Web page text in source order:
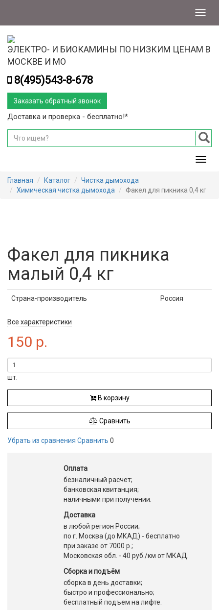
Меню
ЭЛЕКТРО- И БИОКАМИНЫ ПО НИЗКИМ ЦЕНАМ В
МОСКВЕ И МО
8(495)543-8-678
Заказать обратный звонок
Доставка и проверка - бесплатно!*
Меню
Главная Каталог
Чистка дымохода
Химическая чистка дымохода
Факел для пикника 0,4 кг
Факел для пикника
малый 0,4 кг
Страна-производитель Россия
Все характеристики
150 р.
шт.
В корзину
Сравнить
Убрать из сравнения Сравнить 0
Оплата
безналичный расчет;
банковская квитанция;
наличными при получении.
Доставка
в любой регион России;
по г. Москва (до МКАД) - бесплатно
при заказе от 7000 р.;
Московская обл. - 40 руб./км от МКАД.
Сборка и подъём
сборка в день доставки;
быстро и профессионально;
бесплатный подъем на лифте.